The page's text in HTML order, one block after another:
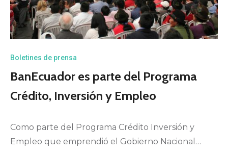
Boletines de prensa
BanEcuador es parte del Programa
Crédito, Inversión y Empleo
Como parte del Programa Crédito Inversión y
Empleo que emprendió el Gobierno Nacional…